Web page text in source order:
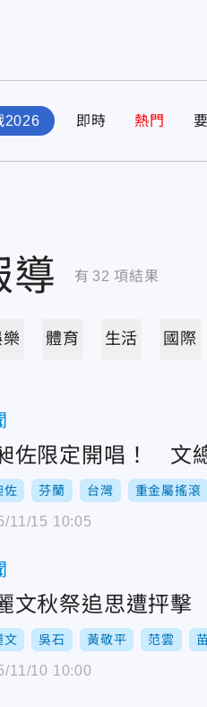
2026 即時 熱門
導 有 32 項結果
體育 生活 國際
佐限定開唱！ 文
佐 芬蘭 台灣 重金屬搖滾
11/15 10:05
文秋祭追思遭抨擊
文 吳石 黃敬平 范雲
11/10 10:00